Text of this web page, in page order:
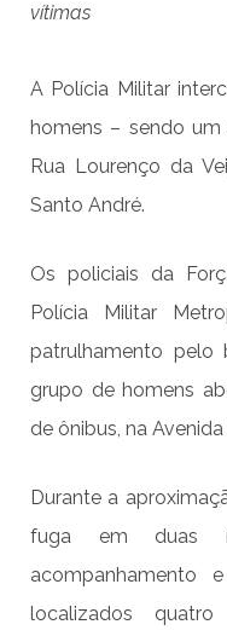
vítimas
A Polícia Militar
homens – sendo
Rua Lourenço da
Santo André.
Os policiais da
Polícia Militar
patrulhamento pelo
grupo de homens
de ônibus, na
Durante a
fuga em duas
acompanhamento
localizados